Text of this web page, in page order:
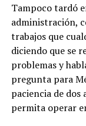
Tampoco tardó
administración,
trabajos que
diciendo que se
problemas y
pregunta para
paciencia de dos
permita operar